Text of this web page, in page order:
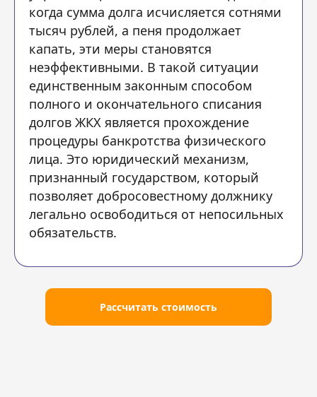
когда сумма долга исчисляется сотнями
тысяч рублей, а пеня продолжает
капать, эти меры становятся
неэффективными. В такой ситуации
единственным законным способом
полного и окончательного списания
долгов ЖКХ является прохождение
процедуры банкротства физического
лица. Это юридический механизм,
признанный государством, который
позволяет добросовестному должнику
легально освободиться от непосильных
обязательств.
Рассчитать стоимость